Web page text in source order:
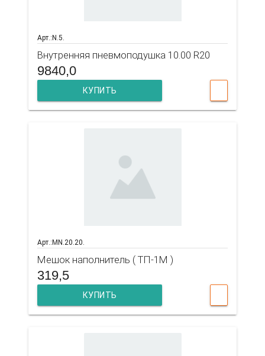
Арт.:N.5.
Внутренняя пневмоподушка 10.00 R20
9840,0
КУПИТЬ
Арт.:MN.20.20.
Мешок наполнитель ( ТП-1М )
319,5
КУПИТЬ